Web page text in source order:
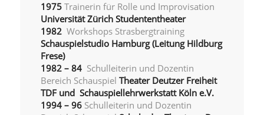
1975 Trainerin für Rolle und Improvisation
Universität Zürich Studententheater
1982 Workshops Strasbergtraining
Schauspielstudio Hamburg (Leitung Hildburg
Frese)
1982 – 84 Schulleiterin und Dozentin
Bereich Schauspiel Theater Deutzer Freiheit
TDF und Schauspiellehrwerkstatt Köln e.V.
1994 – 96 Schulleiterin und Dozentin